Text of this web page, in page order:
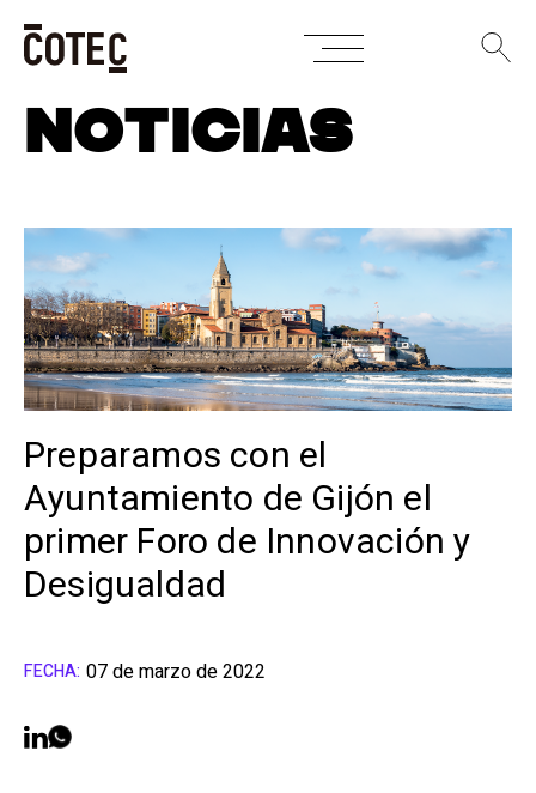
Skip
contentNOTICIAS
Preparamos con el
Ayuntamiento de Gijón el
primer Foro de Innovación y
Desigualdad
FECHA: 07 de marzo de 2022